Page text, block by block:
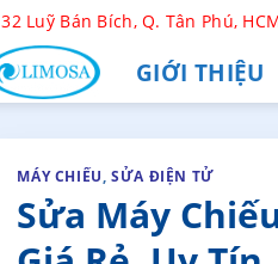
32 Luỹ Bán Bích, Q. Tân Phú,
GIỚI THIỆU
MÁY CHIẾU,SỬA ĐIỆN TỬ
Sửa Máy